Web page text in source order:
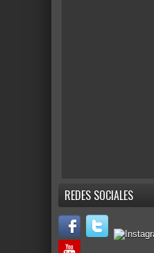
REDES SOCIALES